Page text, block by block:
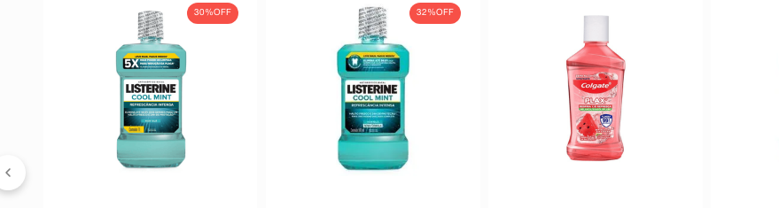
30%OFF 32%OFF